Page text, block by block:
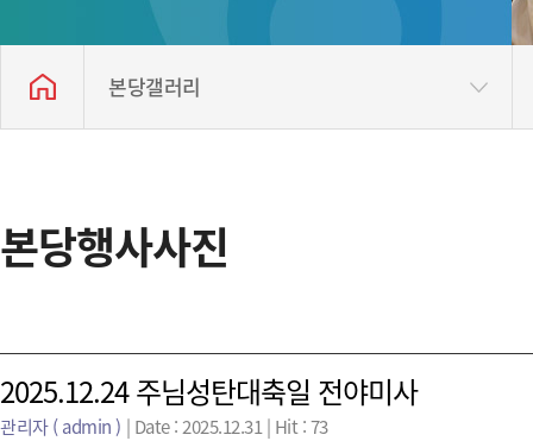
본당갤러리
본당행사사진
2025.12.24 주님성탄대축일 전야미사
관리자 ( admin ) | Date : 2025.12.31 | Hit : 73